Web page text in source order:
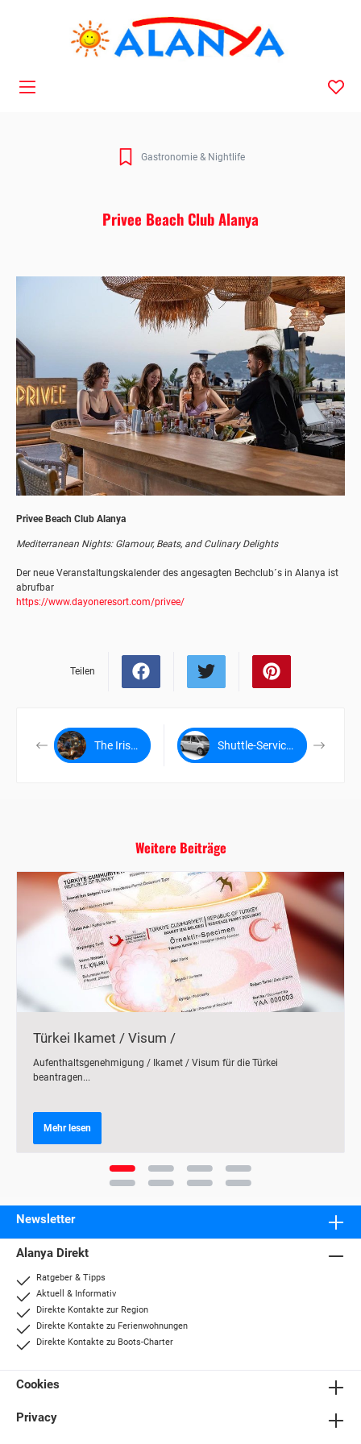
Gastronomie & Nightlife
Privee Beach Club Alanya
Privee Beach Club Alanya
Mediterranean Nights: Glamour, Beats, and Culinary Delights
Der neue Veranstaltungskalender des angesagten Bechclub´s in Alanya ist
abrufbar
https://www.dayoneresort.com/privee/
Teilen
The Irish Pub Alanya Shuttle-Service Antalya-Alanya
Weitere Beiträge
Türkei Ikamet / Visum /
Aufenthaltsgenehmigung
Aufenthaltsgenehmigung / Ikamet / Visum für die Türkei
beantragen...
Mehr lesen
Newsletter
Alanya Direkt
Ratgeber & Tipps
Aktuell & Informativ
Direkte Kontakte zur Region
Direkte Kontakte zu Ferienwohnungen
Direkte Kontakte zu Boots-Charter
Cookies
Privacy